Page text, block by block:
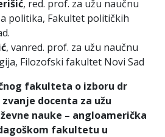
, red. prof. za užu naučnu
politika, Fakultet političkih
, vanred. prof. za užu naučnu
Filozofski fakultet Novi Sad
fakulteta o izboru dr
docenta za užu
nauke – angloamerička
fakultetu u